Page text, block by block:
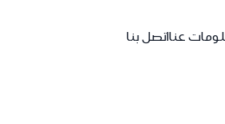
عنااتصل بنا